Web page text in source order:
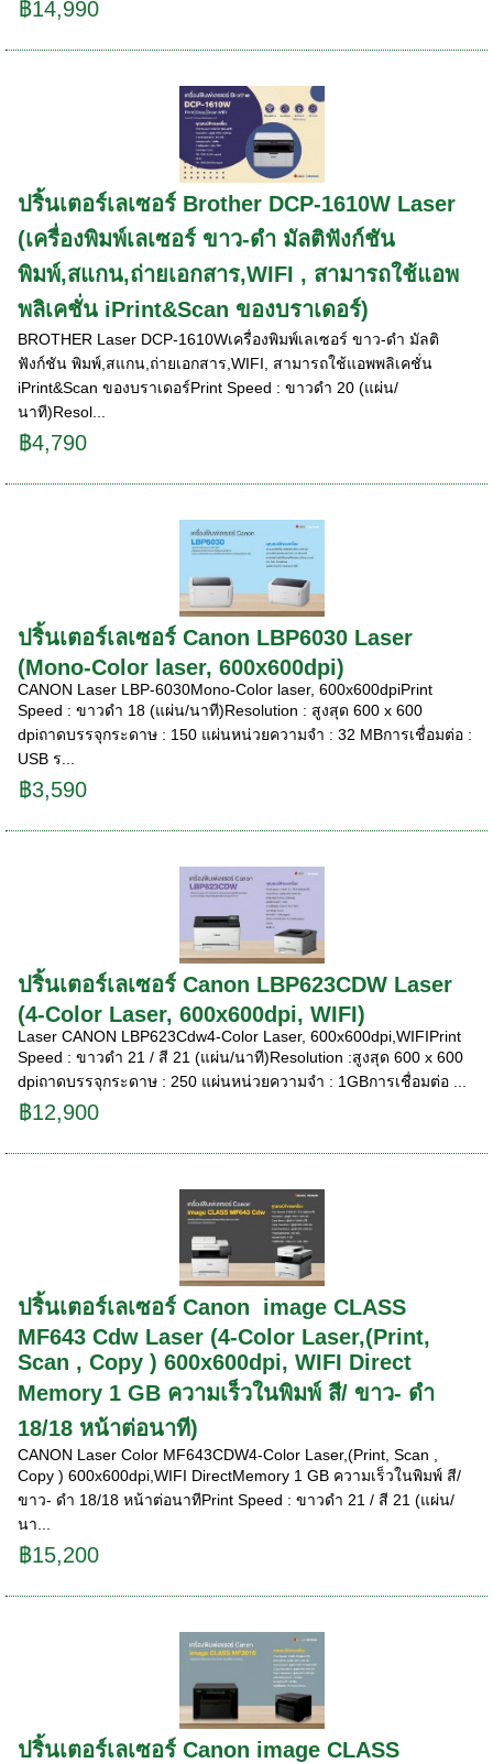
฿14,990
ปริ้นเตอร์เลเซอร์ Brother DCP-1610W Laser
(เครื่องพิมพ์เลเซอร์ ขาว-ดำ มัลติฟังก์ชัน
พิมพ์,สแกน,ถ่ายเอกสาร,WIFI , สามารถใช้แอพ
พลิเคชั่น iPrint&Scan ของบราเดอร์)
BROTHER Laser DCP-1610Wเครื่องพิมพ์เลเซอร์ ขาว-ดำ มัลติ
ฟังก์ชัน พิมพ์,สแกน,ถ่ายเอกสาร,WIFI, สามารถใช้แอพพลิเคชั่น
iPrint&Scan ของบราเดอร์Print Speed : ขาวดำ 20 (แผ่น/
นาที)Resol...
฿4,790
ปริ้นเตอร์เลเซอร์ Canon LBP6030 Laser
(Mono-Color laser, 600x600dpi)
CANON Laser LBP-6030Mono-Color laser, 600x600dpi​Print
Speed : ขาวดำ 18 (แผ่น/นาที)Resolution : สูงสุด 600 x 600
dpiถาดบรรจุกระดาษ : 150 แผ่นหน่วยความจำ : 32 MBการเชื่อมต่อ :
USB ร...
฿3,590
ปริ้นเตอร์เลเซอร์ Canon LBP623CDW Laser
(4-Color Laser, 600x600dpi, WIFI)
Laser CANON LBP623Cdw4-Color Laser, 600x600dpi,WIFIPrint
Speed : ขาวดำ 21 / สี 21 (แผ่น/นาที)Resolution :สูงสุด 600 x 600
dpiถาดบรรจุกระดาษ : 250 แผ่นหน่วยความจำ : 1GBการเชื่อมต่อ ...
฿12,900
ปริ้นเตอร์เลเซอร์ Canon image CLASS
MF643 Cdw Laser (4-Color Laser,(Print,
Scan , Copy ) 600x600dpi, WIFI Direct
Memory 1 GB ความเร็วในพิมพ์ สี/ ขาว- ดำ
18/18 หน้าต่อนาที)
CANON Laser Color MF643CDW4-Color Laser,(Print, Scan ,
Copy ) 600x600dpi,WIFI DirectMemory 1 GB ความเร็วในพิมพ์ สี/
ขาว- ดำ 18/18 หน้าต่อนาทีPrint Speed : ขาวดำ 21 / สี 21 (แผ่น/
นา...
฿15,200
ปริ้นเตอร์เลเซอร์ Canon image CLASS